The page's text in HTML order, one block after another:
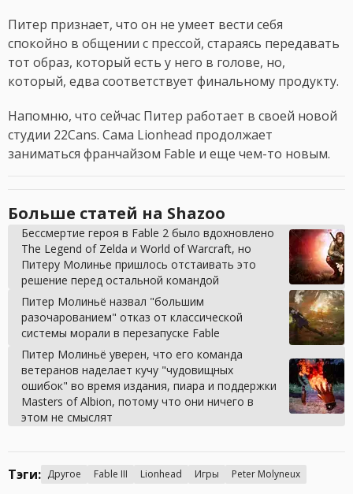
Питер признает, что он не умеет вести себя
спокойно в общении с прессой, стараясь передавать
тот образ, который есть у него в голове, но,
который, едва соответствует финальному продукту.
Напомню, что сейчас Питер работает в своей новой
студии 22Cans. Сама Lionhead продолжает
заниматься франчайзом Fable и еще чем-то новым.
Больше статей на Shazoo
Бессмертие героя в Fable 2 было вдохновлено
The Legend of Zelda и World of Warcraft, но
Питеру Молинье пришлось отстаивать это
решение перед остальной командой
Питер Молиньё назвал "большим
разочарованием" отказ от классической
системы морали в перезапуске Fable
Питер Молиньё уверен, что его команда
ветеранов наделает кучу "чудовищных
ошибок" во время издания, пиара и поддержки
Masters of Albion, потому что они ничего в
этом не смыслят
Тэги: Другое Fable III Lionhead Игры Peter Molyneux